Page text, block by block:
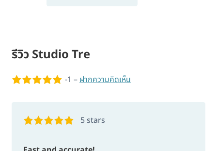
รีวิว Studio Tre
5 of 5 stars
-1 – ฝากความคิดเห็น
5 stars